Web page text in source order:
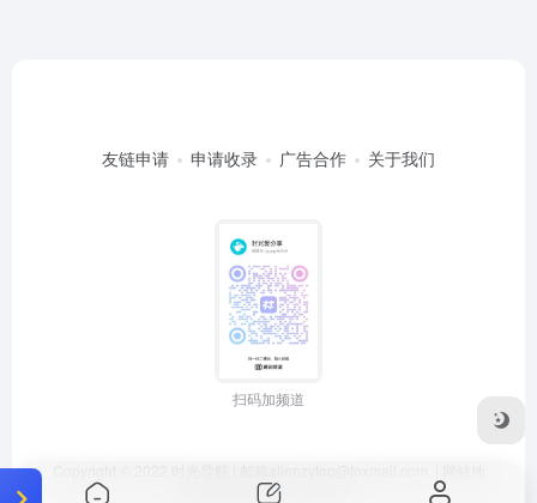
友链申请 申请收录 广告合作 关于我们
扫码加频道
冀ICP备20018152号-1